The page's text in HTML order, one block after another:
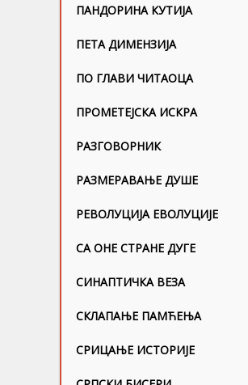
ПАНДОРИНА КУТИЈА
ПЕТА ДИМЕНЗИЈА
ПО ГЛАВИ ЧИТАОЦА
ПРОМЕТЕЈСКА ИСКРА
РАЗГОВОРНИК
РАЗМЕРАВАЊЕ ДУШЕ
РЕВОЛУЦИЈА ЕВОЛУЦИЈЕ
СА ОНЕ СТРАНЕ ДУГЕ
СИНАПТИЧКА ВЕЗА
СКЛАПАЊЕ ПАМЋЕЊА
СРИЦАЊЕ ИСТОРИЈЕ